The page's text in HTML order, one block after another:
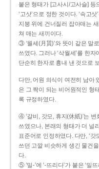
붙은 형태가 [고사시/고사슬] 등
‘고삿’으로 정한 것이다. ‘속고
지붕 위에 건너질러 잡아매는
쳐 매는 새끼이다.
③ ‘월세(月貰)’와 뜻이 같은 말
쓰였다. 그러나 ‘삭월세’를 한자
단순히 한자로 흉내 낸 것으로
다만, 어원 의식이 여전히 남아
은 그 짝이 되는 비어원적인 형
록 규정하였다.
④ ‘갈비, 갓모, 휴지(休紙)’는 변
쓰였으나, 본래의 형태가 더 널
표준어로 인정하였다. 다만, ‘갓
쓰던 고깔 비슷하게 생긴 물건
다.
⑤ ‘밀-’에 ‘-뜨리다’가 붙은 ‘밀